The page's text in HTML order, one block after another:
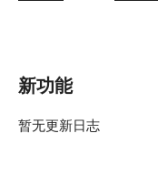
新功能
暂无更新日志